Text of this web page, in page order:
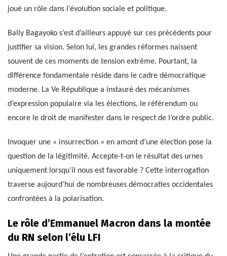
joué un rôle dans l’évolution sociale et politique.
Bally Bagayoko s’est d’ailleurs appuyé sur ces précédents pour
justifier sa vision. Selon lui, les grandes réformes naissent
souvent de ces moments de tension extrême. Pourtant, la
différence fondamentale réside dans le cadre démocratique
moderne. La Ve République a instauré des mécanismes
d’expression populaire via les élections, le référendum ou
encore le droit de manifester dans le respect de l’ordre public.
Invoquer une « insurrection » en amont d’une élection pose la
question de la légitimité. Accepte-t-on le résultat des urnes
uniquement lorsqu’il nous est favorable ? Cette interrogation
traverse aujourd’hui de nombreuses démocraties occidentales
confrontées à la polarisation.
Le rôle d’Emmanuel Macron dans la montée
du RN selon l’élu LFI